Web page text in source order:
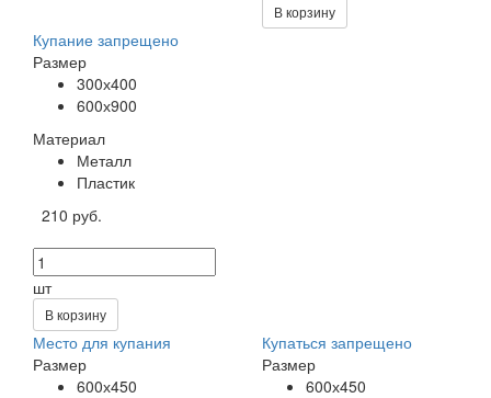
В корзину
Купание запрещено
Размер
300х400
600х900
Материал
Металл
Пластик
210 руб.
шт
В корзину
Место для купания
Размер
600х450
Купаться запрещено
Размер
600х450